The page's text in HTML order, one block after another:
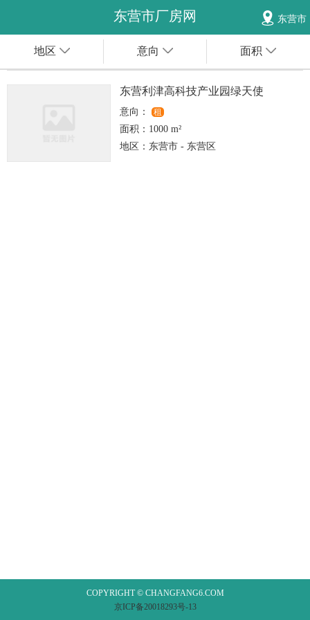
东营市厂房网 东营市
地区 意向 面积
东营利津高科技产业园绿天使
意向： 租
面积： 1000 m²
地区： 东营市 - 东营区
COPYRIGHT © CHANGFANG6.COM
京ICP备20018293号-13